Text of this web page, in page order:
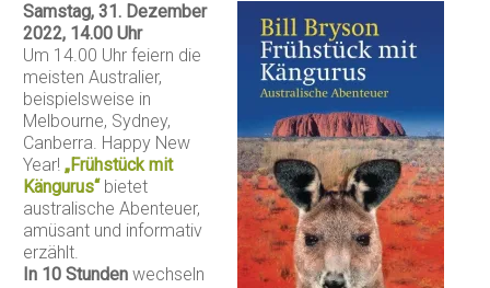
Samstag, 31. Dezember
2022, 14.00 Uhr
Um 14.00 Uhr feiern die
meisten Australier,
beispielsweise in
Melbourne, Sydney,
Canberra. Happy New
Year!„Frühstück mit
Kängurus“ bietet
australische Abenteuer,
amüsant und informativ
erzählt.
In 10 Stunden wechseln